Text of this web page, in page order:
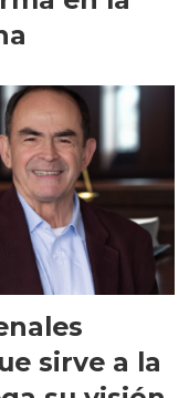
sirve a la